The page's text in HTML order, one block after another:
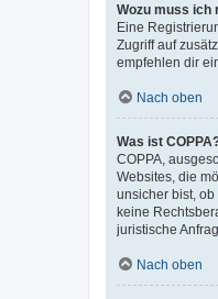
Wozu muss ich
Eine
Zugriff auf
empfehlen dir
Nach oben
Was ist
COPPA,
Websites, die
unsicher bist,
keine
juristische
Nach oben